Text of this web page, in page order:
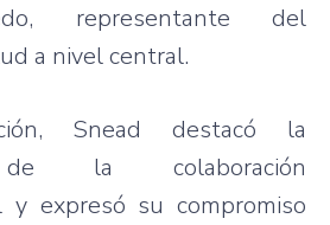
representante del
a nivel central.
Snead destacó la
de la colaboración
y expresó su compromiso